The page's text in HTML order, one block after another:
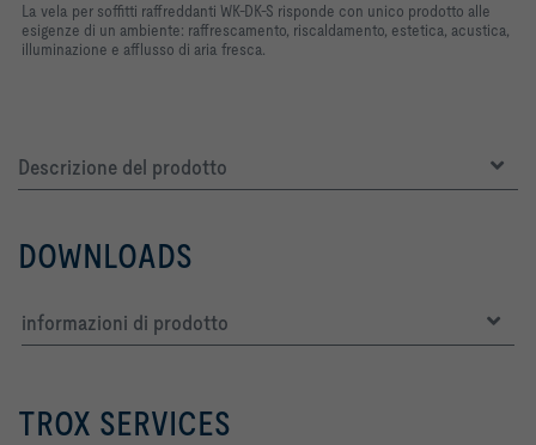
La vela per soffitti raffreddanti WK-DK-S risponde con unico prodotto alle
esigenze di un ambiente: raffrescamento, riscaldamento, estetica, acustica,
illuminazione e afflusso di aria fresca.
Descrizione del prodotto
DOWNLOADS
informazioni di prodotto
TROX SERVICES